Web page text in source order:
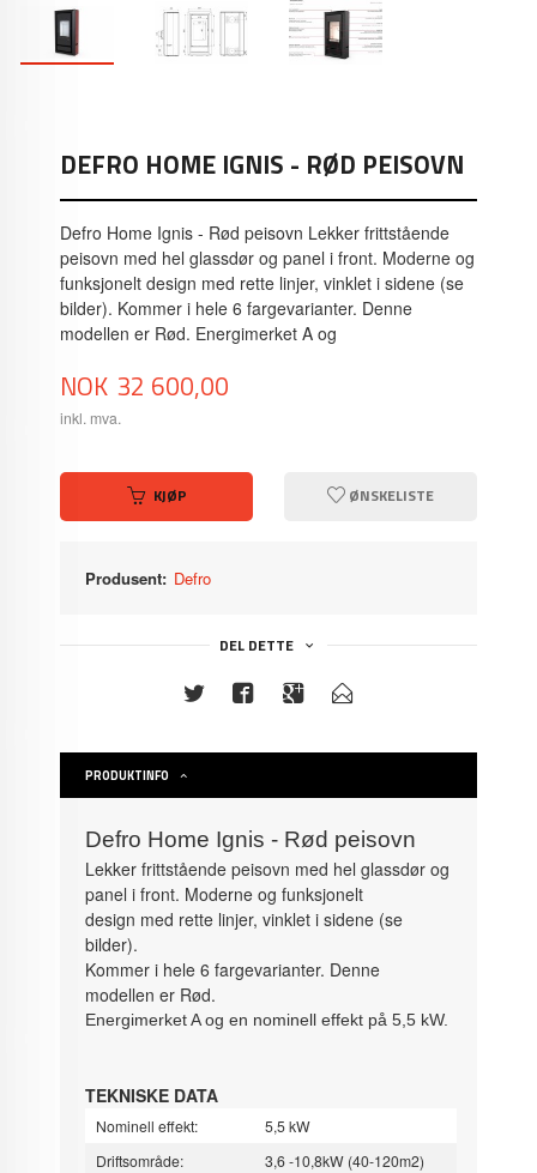
DEFRO HOME IGNIS - RØD PEISOVN
Defro Home Ignis - Rød peisovn Lekker frittstående
peisovn med hel glassdør og panel i front. Moderne og
funksjonelt design med rette linjer, vinklet i sidene (se
bilder). Kommer i hele 6 fargevarianter. Denne
modellen er Rød. Energimerket A og
Pris
NOK 32 600,00
inkl. mva.
KJØP ØNSKELISTE
Produsent: Defro
DEL DETTE
PRODUKTINFO
Defro Home Ignis - Rød peisovn
Lekker frittstående peisovn med hel glassdør og
panel i front. Moderne og funksjonelt
design med rette linjer, vinklet i sidene (se
bilder).
Kommer i hele 6 fargevarianter. Denne
modellen er Rød.
Energimerket A og en nominell effekt på 5,5 kW.
TEKNISKE DATA
Nominell effekt:
5,5 kW
Driftsområde:
3,6 -10,8kW (40-120m2)